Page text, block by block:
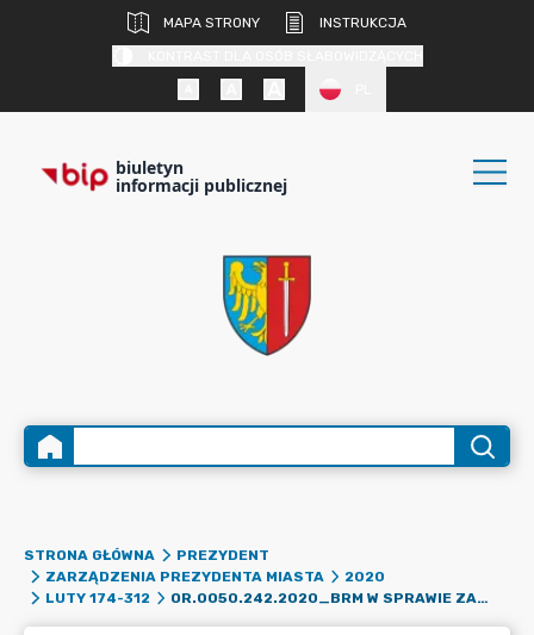
MAPA STRONY
INSTRUKCJA
biuletyn
informacji publicznej
STRONA GŁÓWNA
PREZYDENT
ZARZĄDZENIA PREZYDENTA MIASTA
2020
LUTY 174-312
OR.0050.242.2020_BRM W SPRAWIE ZAAKCEPTOWANIA SPRAWOZDANIA KOŃCOWEGO Z WYKONANIA ZADANIA I PRZYJĘCIA ROZLICZENIA STOWARZYSZENIA BEZPIECZNE MIASTO Z UDZIELONEJ Z BUDŻETU GMINY DOTACJI CELOWEJ